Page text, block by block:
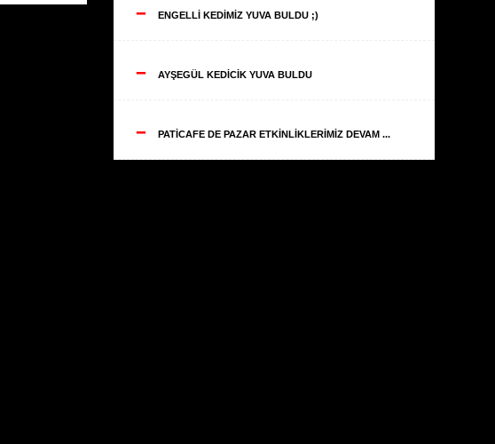
-- ENGELLİ KEDİMİZ YUVA BULDU ;)
-- AYŞEGÜL KEDİCİK YUVA BULDU
-- PATİCAFE DE PAZAR ETKİNLİKLERİMİZ DEVAM ...